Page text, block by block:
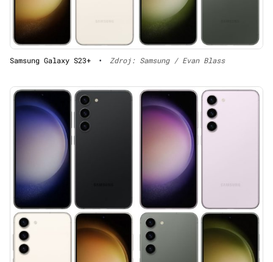
Samsung Galaxy S23+ • Zdroj: Samsung / Evan Blass